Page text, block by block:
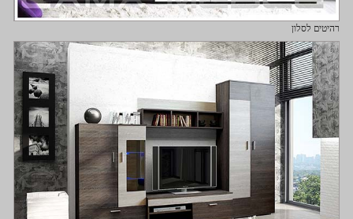
רהיטים לסלון